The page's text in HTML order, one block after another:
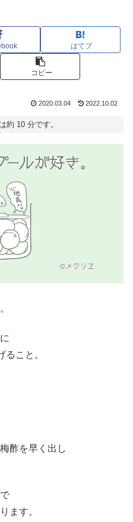
はてブ
コピー
2020.03.04 2022.10.02
約 10 分です。
こと。
酢を早く出し
ます。